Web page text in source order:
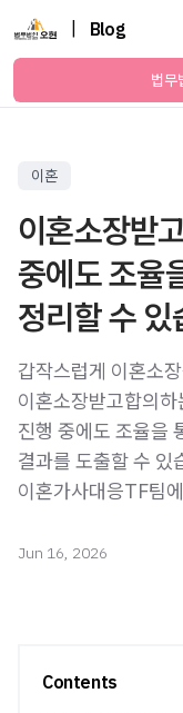
Blog
법무
이혼
이혼소장받
중에도 조율
정리할 수 있
갑작스럽게 이혼소
이혼소장받고합의
진행 중에도 조율을
결과를 도출할 수 있
이혼가사대응TF팀
Jun 16, 2026
Contents